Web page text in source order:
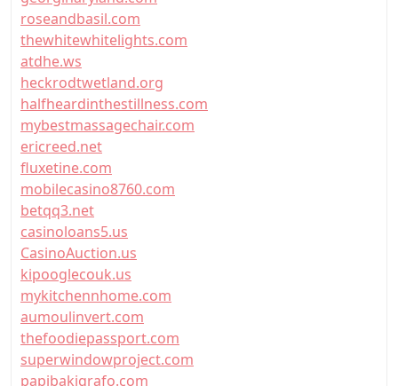
roseandbasil.com
thewhitewhitelights.com
atdhe.ws
heckrodtwetland.org
halfheardinthestillness.com
mybestmassagechair.com
ericreed.net
fluxetine.com
mobilecasino8760.com
betqq3.net
casinoloans5.us
CasinoAuction.us
kipooglecouk.us
mykitchennhome.com
aumoulinvert.com
thefoodiepassport.com
superwindowproject.com
papibakigrafo.com